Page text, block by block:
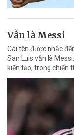
Vẫn là Messi
Cái tên được nhắc
San Luis vẫn là
kiến tạo, trong chiến